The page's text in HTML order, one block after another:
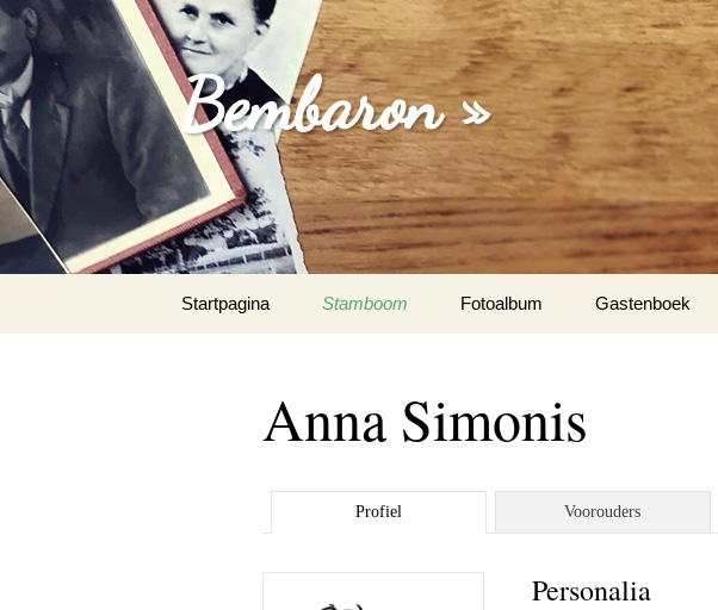
Bembaron »
naar
Startpagina Stamboom Fotoalbum Gastenboek
Anna Simonis
Profiel Voorouders
Personalia